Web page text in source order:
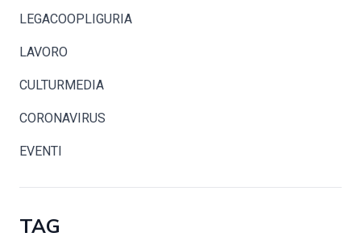
LEGACOOPLIGURIA
LAVORO
CULTURMEDIA
CORONAVIRUS
EVENTI
TAG